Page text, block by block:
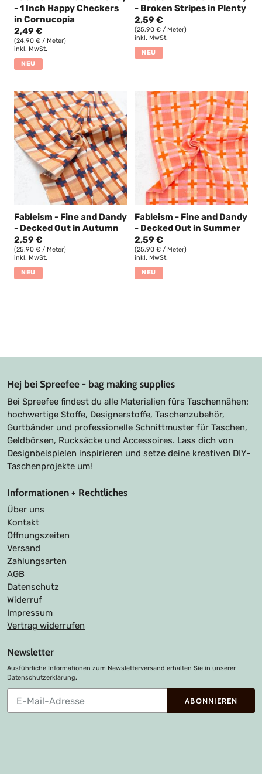
- 1 Inch Happy Checkers
in Cornucopia
2,49 €
(24,90 € / Meter)
inkl. MwSt.
NEU
- Broken Stripes in Plenty
2,59 €
(25,90 € / Meter)
inkl. MwSt.
NEU
Fableism - Fine and Dandy
- Decked Out in Autumn
2,59 €
(25,90 € / Meter)
inkl. MwSt.
NEU
Fableism - Fine and Dandy
- Decked Out in Summer
2,59 €
(25,90 € / Meter)
inkl. MwSt.
NEU
Hej bei Spreefee - bag making supplies
Bei Spreefee findest du alle Materialien fürs Taschennähen:
hochwertige Stoffe, Designerstoffe, Taschenzubehör,
Gurtbänder und professionelle Schnittmuster für Taschen,
Geldbörsen, Rucksäcke und Accessoires. Lass dich von
Designbeispielen inspirieren und setze deine kreativen DIY-
Taschenprojekte um!
Informationen + Rechtliches
Über uns
Kontakt
Öffnungszeiten
Versand
Zahlungsarten
AGB
Datenschutz
Widerruf
Impressum
Vertrag widerrufen
Newsletter
Ausführliche Informationen zum Newsletterversand erhalten Sie in unserer
Datenschutzerklärung.
unsere
ABONNIEREN